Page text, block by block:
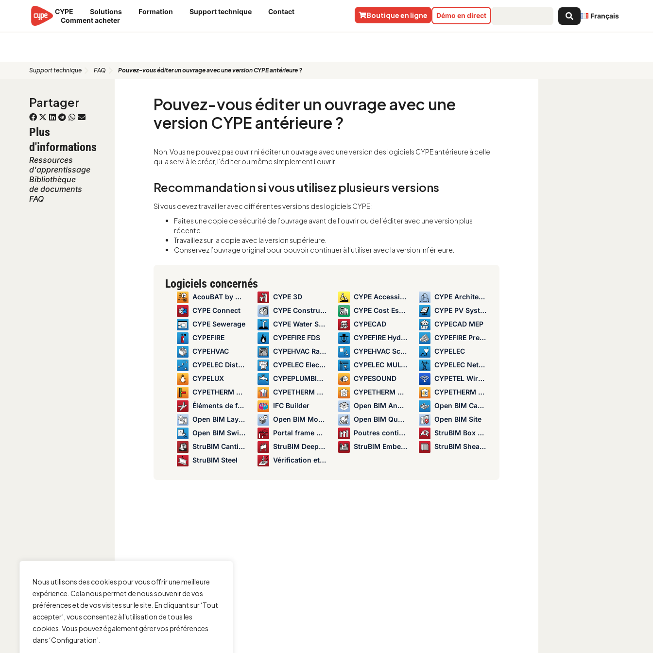
Nous utilisons des cookies pour vous offrir une meilleure
expérience. Cela nous permet de nous souvenir de vos
préférences et de vos visites sur le site. En cliquant sur ‘Tout
accepter’, vous consentez à l'utilisation de tous les
cookies. Vous pouvez également gérer vos préférences
dans ‘Configuration’.
CYPE Solutions Formation Support technique
Contact
Comment acheter
Français
Search
...
Démo en direct
Boutique en ligne
Support technique FAQ Pouvez-vous éditer un ouvrage avec une version CYPE antérieure ?
Partager
Plus
d'informations
Ressources
d'apprentissage
Bibliothèque
de documents
FAQ
Pouvez-vous éditer un ouvrage avec une
version CYPE antérieure ?
Non. Vous ne pouvez pas ouvrir ni éditer un ouvrage avec une version des logiciels CYPE antérieure à celle
qui a servi à le créer, l’éditer ou même simplement l’ouvrir.
Recommandation si vous utilisez plusieurs versions
Si vous devez travailler avec différentes versions des logiciels CYPE :
Faites une copie de sécurité de l’ouvrage avant de l’ouvrir ou de l’éditer avec une version plus
récente.
Travaillez sur la copie avec la version supérieure.
Conservez l’ouvrage original pour pouvoir continuer à l’utiliser avec la version inférieure.
Logiciels concernés
AcouBAT by CYPE CYPE 3D CYPE Accessibility
CYPE Architecture
CYPE Connect
CYPE Construction Systems CYPE Cost Estimator
CYPE PV Systems
CYPE Sewerage
CYPE Water Supply CYPECAD
CYPECAD MEP
CYPEFIRE
CYPEFIRE FDS CYPEFIRE Hydraulic Systems
CYPEFIRE Pressure Systems
CYPEHVAC
CYPEHVAC Radiant floor CYPEHVAC Schematics
CYPELEC
CYPELEC Distribution
CYPELEC Electrical Mechanisms CYPELEC MULTILINE
CYPELEC Networks
CYPELUX
CYPEPLUMBING CYPESOUND
CYPETEL Wireless
CYPETHERM BRIDGES
CYPETHERM EPlus CYPETHERM HYGRO
CYPETHERM LOADS
Éléments de fondation
IFC Builder Open BIM Analytical Model
Open BIM Cable Routing
Open BIM Layout
Open BIM Model Checker Open BIM Quantities
Open BIM Site
Open BIM Switchboard
Portal frame generator Poutres continues
StruBIM Box Culverts
StruBIM Cantilever Walls
StruBIM Deep Beams StruBIM Embedded Walls
StruBIM Shear Walls
StruBIM Steel
Vérification et analyse du poinçonnement dans les dalles